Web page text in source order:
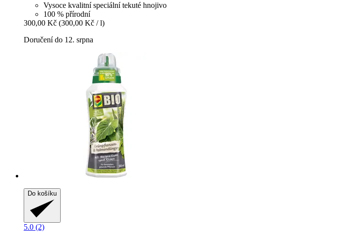
Vysoce kvalitní speciální tekuté hnojivo
100 % přírodní
300,00 Kč (300,00 Kč / l)
Doručení do 12. srpna
Do košíku
5.0 (2)